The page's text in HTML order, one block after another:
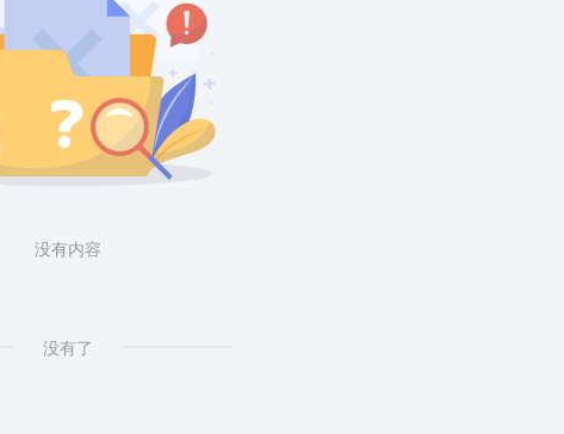
没有内容
没有了